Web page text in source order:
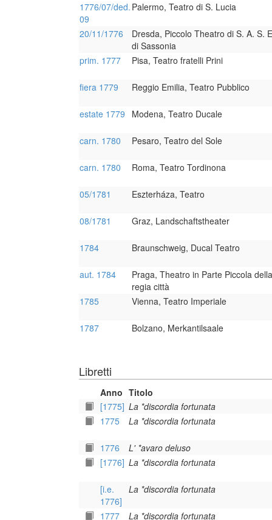
1776/07/ded.
09
Palermo, Teatro di S. Lucia
20/11/1776
Dresda, Piccolo Theatro di S. A. S.
di Sassonia
prim. 1777
Pisa, Teatro fratelli Prini
fiera 1779 Reggio Emilia, Teatro Pubblico
estate 1779 Modena, Teatro Ducale
carn. 1780 Pesaro, Teatro del Sole
carn. 1780 Roma, Teatro Tordinona
05/1781 Eszterháza, Teatro
08/1781 Graz, Landschaftstheater
1784 Braunschweig, Ducal Teatro
aut. 1784
Praga, Theatro in Parte Piccola della
regia città
1785
Vienna, Teatro Imperiale
1787 Bolzano, Merkantilsaale
Libretti
Anno Titolo
[1775] La *discordia fortunata
1775
La *discordia fortunata
1776
L' *avaro deluso
[1776] La *discordia fortunata
[i.e.
1776]
La *discordia fortunata
1777
La *discordia fortunata